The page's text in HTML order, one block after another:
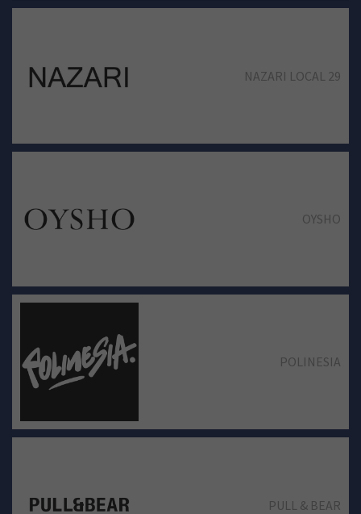
NAZARI LOCAL 29
OYSHO
POLINESIA
PULL & BEAR